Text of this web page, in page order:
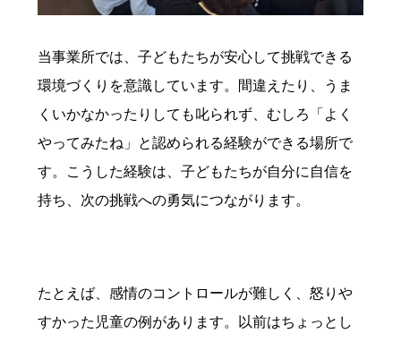
当事業所では、子どもたちが安心して挑戦できる
環境づくりを意識しています。間違えたり、うま
くいかなかったりしても叱られず、むしろ「よく
やってみたね」と認められる経験ができる場所で
す。こうした経験は、子どもたちが自分に自信を
持ち、次の挑戦への勇気につながります。
たとえば、感情のコントロールが難しく、怒りや
すかった児童の例があります。以前はちょっとし